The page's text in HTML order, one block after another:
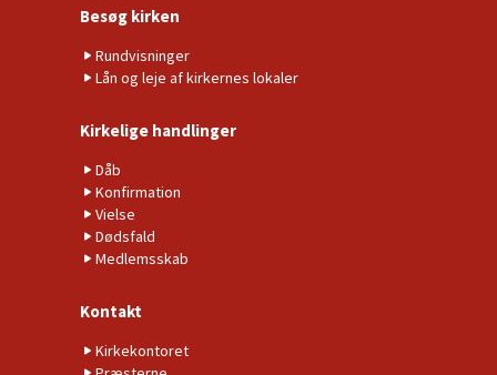
Besøg kirken
Rundvisninger
Lån og leje af kirkernes lokaler
Kirkelige handlinger
Dåb
Konfirmation
Vielse
Dødsfald
Medlemsskab
Kontakt
Kirkekontoret